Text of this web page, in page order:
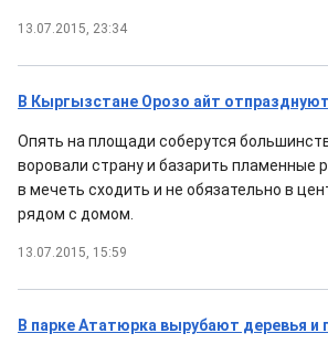
13.07.2015, 23:34
В Кыргызстане Орозо айт
Опять на площади соберутся
воровали страну и базарить пламенные
в мечеть сходить и не обязательно в
рядом с домом.
13.07.2015, 15:59
В парке Ататюрка вырубают деревья и